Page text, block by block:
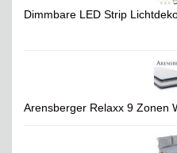
Dimmbare LED Strip
Arensberger Relaxx 9 Zonen